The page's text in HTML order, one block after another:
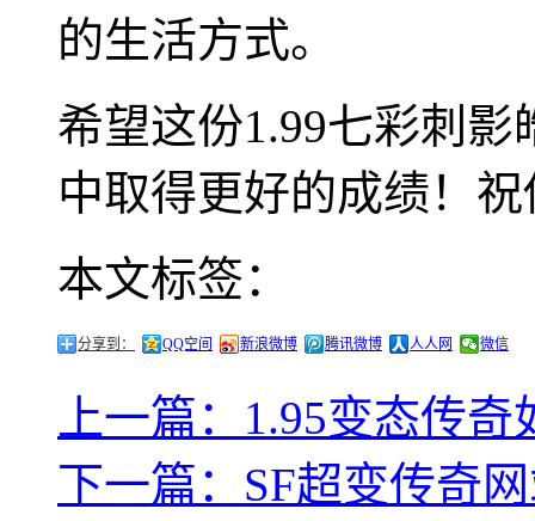
的生活方式。
希望这份1.99七彩刺
中取得更好的成绩！
本文标签：
分享到： QQ空间 新浪微博 腾讯微博 人人网 微信
上一篇：1.95变态传
下一篇：SF超变传奇